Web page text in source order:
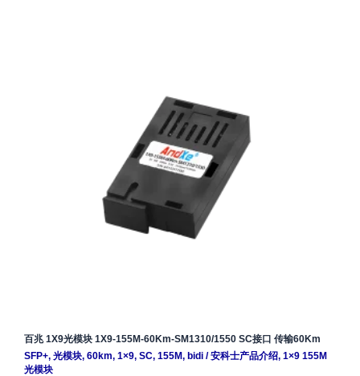
百兆 1X9光模块 1X9-155M-60Km-SM1310/1550 SC接口 传输60Km
SFP+, 光模块, 60km, 1×9, SC, 155M, bidi/安科士产品介绍, 1×9 155M
光模块